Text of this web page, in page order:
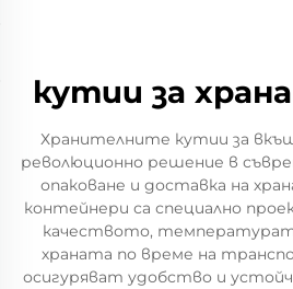
кутии за
Хранителните кутии за
революционно решение в
опаковане и доставка на
контейнери са специално
качеството,
храната по време на
осигуряват удобство и